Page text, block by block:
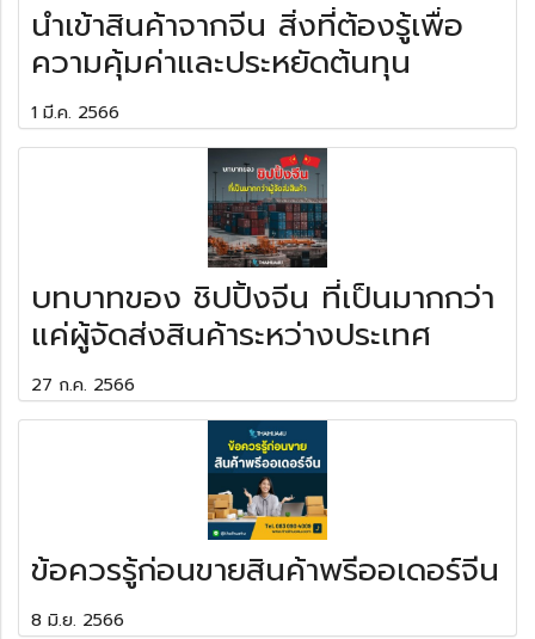
นำเข้าสินค้าจากจีน สิ่งที่ต้องรู้เพื่อ
ความคุ้มค่าและประหยัดต้นทุน
1 มี.ค. 2566
บทบาทของ ชิปปิ้งจีน ที่เป็นมากกว่า
แค่ผู้จัดส่งสินค้าระหว่างประเทศ
27 ก.ค. 2566
ข้อควรรู้ก่อนขายสินค้าพรีออเดอร์จีน
8 มิ.ย. 2566